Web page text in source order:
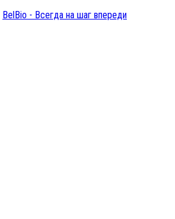
BelBio - Всегда на шаг впереди